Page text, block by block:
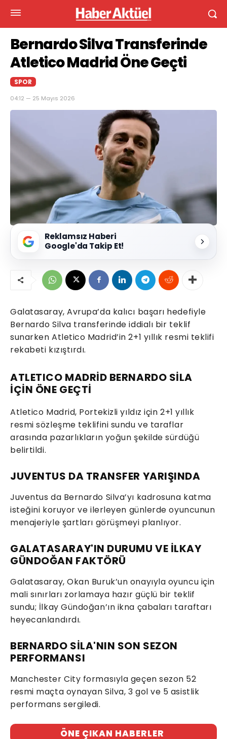
Bernardo Silva Transferinde
Atletico Madrid Öne Geçti
SPOR
04:12 — 25 Mayıs 2026
Reklamsız Haberi
Google'da Takip Et!
Galatasaray, Avrupa’da kalıcı başarı hedefiyle
Bernardo Silva transferinde iddialı bir teklif
sunarken Atletico Madrid’in 2+1 yıllık resmi teklifi
rekabeti kızıştırdı.
ATLETICO MADRİD BERNARDO SİLA
İÇİN ÖNE GEÇTİ
Atletico Madrid, Portekizli yıldız için 2+1 yıllık
resmi sözleşme teklifini sundu ve taraflar
arasında pazarlıkların yoğun şekilde sürdüğü
belirtildi.
JUVENTUS DA TRANSFER YARIŞINDA
Juventus da Bernardo Silva’yı kadrosuna katma
isteğini koruyor ve ilerleyen günlerde oyuncunun
menajeriyle şartları görüşmeyi planlıyor.
GALATASARAY'IN DURUMU VE İLKAY
GÜNDOĞAN FAKTÖRÜ
Galatasaray, Okan Buruk’un onayıyla oyuncu için
mali sınırları zorlamaya hazır güçlü bir teklif
sundu; İlkay Gündoğan’ın ikna çabaları taraftarı
heyecanlandırdı.
BERNARDO SİLA'NIN SON SEZON
PERFORMANSI
Manchester City formasıyla geçen sezon 52
resmi maçta oynayan Silva, 3 gol ve 5 asistlik
performans sergiledi.
ÖNE ÇIKAN HABERLER